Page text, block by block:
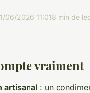
06/2026 11:018 min de
vraiment
artisanal : un